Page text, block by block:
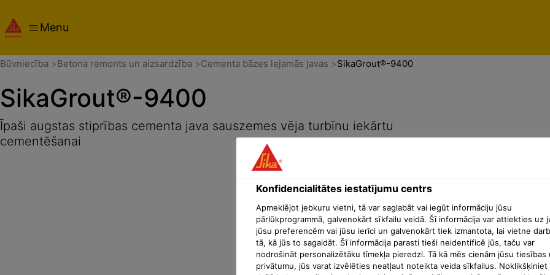
Menu
Būvniecība Betona remonts un aizsardzība Cementa bāzes lejamās javas SikaGrout®-9400
SikaGrout®-9400
Īpaši augstas stiprības cementa java sauszemes vēja turbīnu iekārtu
cementēšanai
Konfidencialitātes iestatījumu centrs
Apmeklējot jebkuru vietni, tā var saglabāt vai iegūt informāciju jūsu
pārlūkprogrammā, galvenokārt sīkfailu veidā. Šī informācija var attiekties uz
jūsu preferencēm vai jūsu ierīci un galvenokārt tiek izmantota, lai vietne
tā, kā jūs to sagaidāt. Šī informācija parasti tieši neidentificē jūs, taču var
nodrošināt personalizētāku tīmekļa pieredzi. Tā kā mēs cienām jūsu tiesības
privātumu, jūs varat izvēlēties neatļaut noteikta veida sīkfailus. Noklikšķiniet